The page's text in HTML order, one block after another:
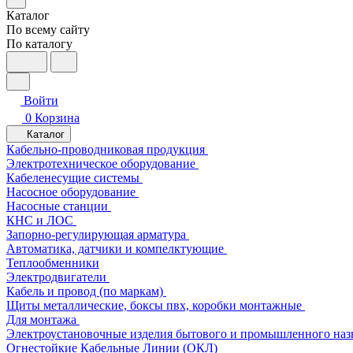
Каталог
По всему сайту
По каталогу
Войти
0 Корзина
Каталог
Кабельно-проводниковая продукция
Электротехническое оборудование
Кабеленесущие системы
Насосное оборудование
Насосные станции
КНС и ЛОС
Запорно-регулирующая арматура
Автоматика, датчики и компелктующие
Теплообменники
Электродвигатели
Кабель и провод (по маркам)
Щиты металлические, боксы пвх, коробки монтажные
Для монтажа
Электроустановочные изделия бытового и промышленного
Огнестойкие Кабельные Линии (ОКЛ)